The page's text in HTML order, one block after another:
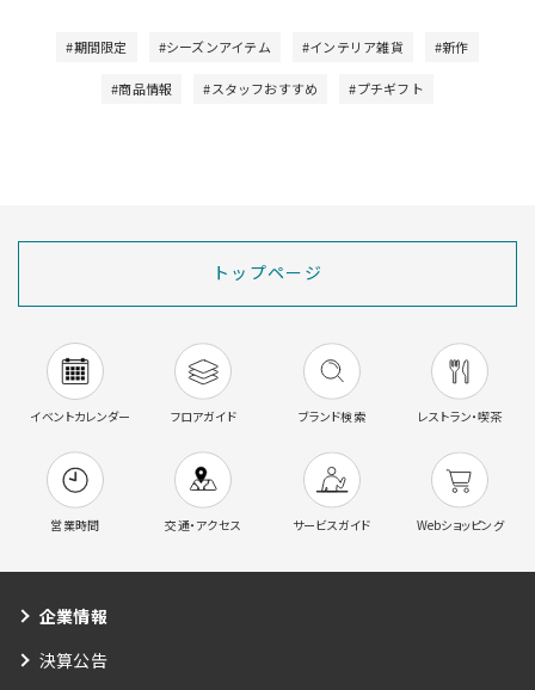
#期間限定 #シーズンアイテム #インテリア雑貨 #新作
#商品情報 #スタッフおすすめ #プチギフト
トップページ
イベントカレンダー フロアガイド ブランド検索 レストラン・喫茶
営業時間 交通・アクセス サービスガイド Webショッピング
企業情報
決算公告